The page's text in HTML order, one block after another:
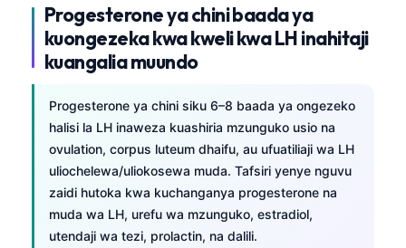
Progesterone ya chini baada ya
kuongezeka kwa kweli kwa LH inahitaji
kuangalia muundo
Progesterone ya chini siku 6–8 baada ya ongezeko
halisi la LH inaweza kuashiria mzunguko usio na
ovulation, corpus luteum dhaifu, au ufuatiliaji wa LH
uliochelewa/uliokosewa muda. Tafsiri yenye nguvu
zaidi hutoka kwa kuchanganya progesterone na
muda wa LH, urefu wa mzunguko, estradiol,
utendaji wa tezi, prolactin, na dalili.
Occitan
العربية المغربية
Afrikaans
Монгол
ພາສາລາວ
Cebuano
ئۇيغۇرچە